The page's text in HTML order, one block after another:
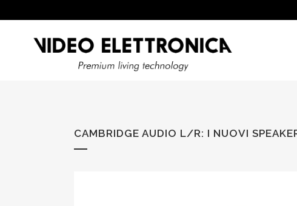
CAMBRIDGE AUDIO L/R: I NUOVI